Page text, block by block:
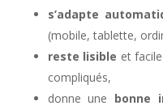
s’adapte
(mobile, tablette,
reste lisible et
compliqués,
donne une bonne